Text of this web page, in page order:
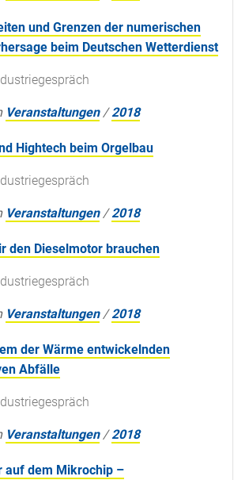
und Grenzen der numerischen
beim Deutschen Wetterdienst
Veranstaltungen /2018
Hightech beim Orgelbau
Veranstaltungen /2018
den Dieselmotor brauchen
Veranstaltungen /2018
der Wärme entwickelnden
Abfälle
Veranstaltungen /2018
auf dem Mikrochip –